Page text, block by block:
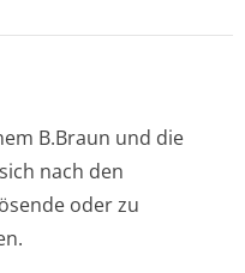
B.Braun und die
nach den
oder zu